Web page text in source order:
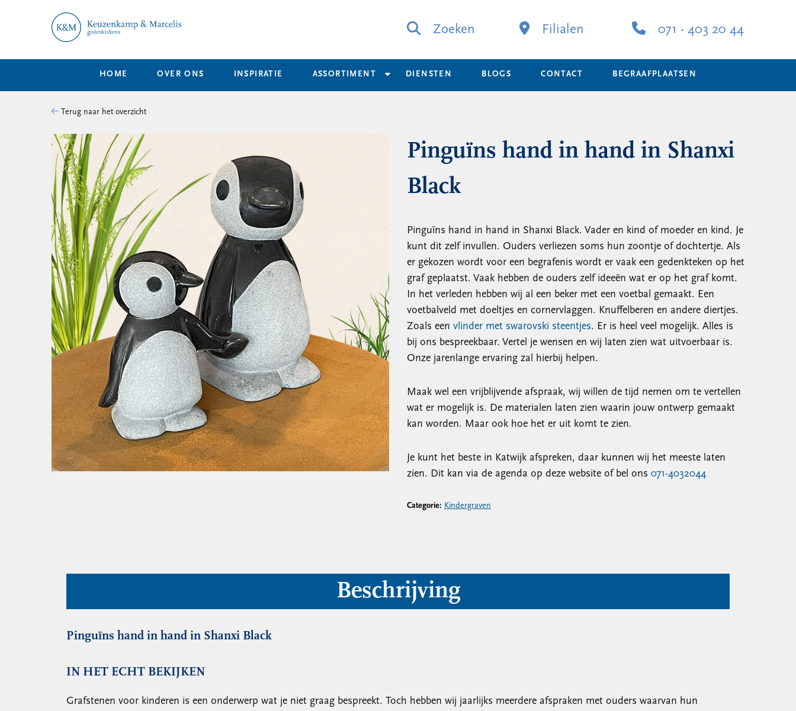
Zoeken Filialen 071 - 403 20 44
HOME OVER ONS INSPIRATIE ASSORTIMENT DIENSTEN BLOGS CONTACT BEGRAAFPLAATSEN
Terug naar het overzicht
Pinguïns hand in hand in Shanxi
Black
Pinguïns hand in hand in Shanxi Black. Vader en kind of moeder en kind. Je
kunt dit zelf invullen. Ouders verliezen soms hun zoontje of dochtertje. Als
er gekozen wordt voor een begrafenis wordt er vaak een gedenkteken op het
graf geplaatst. Vaak hebben de ouders zelf ideeën wat er op het graf komt.
In het verleden hebben wij al een beker met een voetbal gemaakt. Een
voetbalveld met doeltjes en cornervlaggen. Knuffelberen en andere diertjes.
Zoals een vlinder met swarovski steentjes. Er is heel veel mogelijk. Alles is
bij ons bespreekbaar. Vertel je wensen en wij laten zien wat uitvoerbaar is.
Onze jarenlange ervaring zal hierbij helpen.
Maak wel een vrijblijvende afspraak, wij willen de tijd nemen om te vertellen
wat er mogelijk is. De materialen laten zien waarin jouw ontwerp gemaakt
kan worden. Maar ook hoe het er uit komt te zien.
Je kunt het beste in Katwijk afspreken, daar kunnen wij het meeste laten
zien. Dit kan via de agenda op deze website of bel ons 071-4032044
Categorie: Kindergraven
Beschrijving
Pinguïns hand in hand in Shanxi Black
IN HET ECHT BEKIJKEN
Grafstenen voor kinderen is een onderwerp wat je niet graag bespreekt. Toch hebben wij jaarlijks meerdere afspraken met ouders waarvan hun